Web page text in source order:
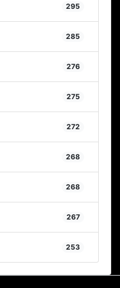
295
285
276
275
272
268
268
267
253